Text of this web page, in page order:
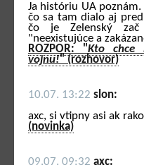
Ja históriu UA
čo sa tam dialo aj
čo je Zelenský
"neexistujúce a
ROZPOR: "Kto chce
vojnu!" (rozhovor)
10.07. 13:22 slon:
axc, si vtipny asi ak
(novinka)
09.07. 09:32 axc: